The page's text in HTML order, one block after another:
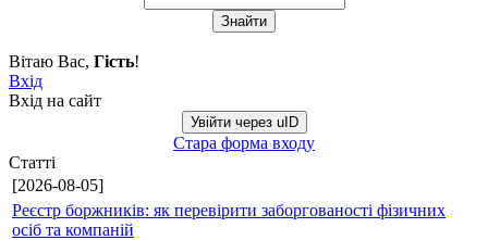
Вітаю Вас, Гість!
Вхід
Вхід на сайт
Увійти через uID
Стара форма входу
Статті
[2026-08-05]
Реєстр боржників: як перевірити заборгованості фізичних
осіб та компаній